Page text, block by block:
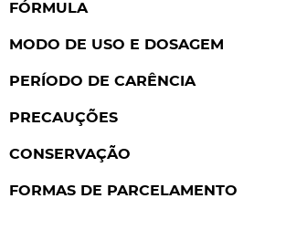
FÓRMULA
MODO DE USO E DOSAGEM
PERÍODO DE CARÊNCIA
PRECAUÇÕES
CONSERVAÇÃO
FORMAS DE PARCELAMENTO